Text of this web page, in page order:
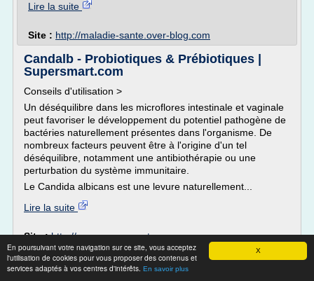
X
En poursuivant votre navigation sur ce site, vous acceptez
l'utilisation de cookies pour vous proposer des contenus et
services adaptés à vos centres d'intérêts. En savoir plus
Lire la suite
Site : http://maladie-sante.over-blog.com
Candalb - Probiotiques & Prébiotiques |
Supersmart.com
Conseils d'utilisation >
Un déséquilibre dans les microflores intestinale et vaginale
peut favoriser le développement du potentiel pathogène de
bactéries naturellement présentes dans l'organisme. De
nombreux facteurs peuvent être à l'origine d'un tel
déséquilibre, notamment une antibiothérapie ou une
perturbation du système immunitaire.
Le Candida albicans est une levure naturellement...
Lire la suite
Site :http://www.supersmart.com
Thèmes liés :candida albicans mycose traitement naturel
candida albicans mycose genitale
/